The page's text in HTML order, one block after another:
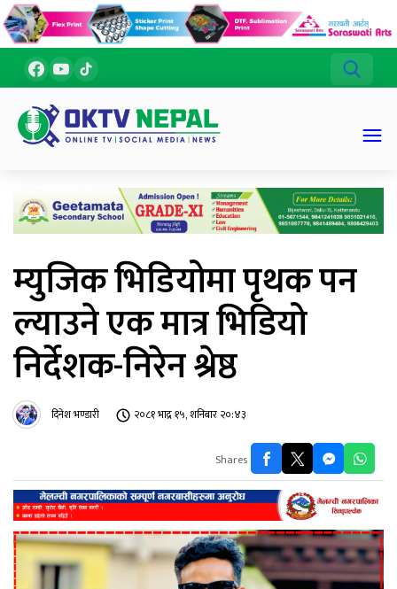
म्युजिक भिडियोमा पृथक पन
ल्याउने एक मात्र भिडियो
निर्देशक-निरेन श्रेष्ठ
दिनेश भण्डारी २०८१ भाद्र १५, शनिबार २०:४३
Shares